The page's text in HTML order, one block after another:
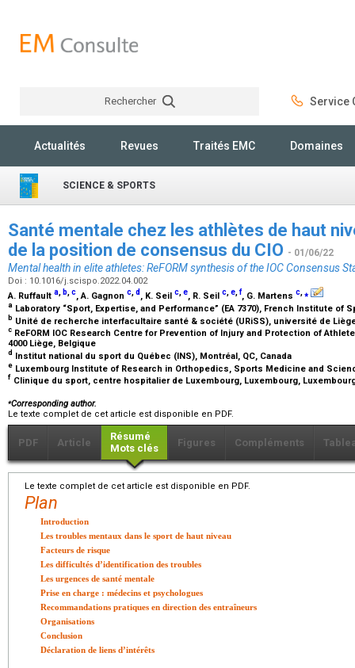
Rechercher Service
Actualités Revues Traités EMC Domaines
SCIENCE & SPORTS
Santé mentale chez les athlètes de haut
de la position de consensus du CIO - 01/06/22
Mental health in elite athletes: ReFORM synthesis of the IOC Consensus
Doi : 10.1016/j.scispo.2022.04.002
A. Ruffault a, b,c, A. Gagnon c,d , K. Seil c,e, R. Seil c,e,f, G. Martens c,⁎
a Laboratory “Sport, Expertise, and Performance” (EA 7370), French Institute of
b Unité de recherche interfacultaire santé & société (URiSS), université de
c ReFORM IOC Research Centre for Prevention of Injury and Protection of
4000 Liège, Belgique
d Institut national du sport du Québec (INS), Montréal, QC, Canada
e Luxembourg Institute of Research in Orthopedics, Sports Medicine and
f Clinique du sport, centre hospitalier de Luxembourg, Luxembourg,
⁎Corresponding author.
Le texte complet de cet article est disponible en PDF.
PDF Article
Résumé
Mots clés
Figures Compléments
Le texte complet de cet article est disponible en PDF.
Plan
Introduction
Les troubles mentaux dans le sport de haut niveau
Facteurs de risque
Les difficultés d’identification des troubles
Les urgences de santé mentale
Prise en charge : médecins et psychologues
Recommandations pratiques en direction des entraîneurs
Organisations
Conclusion
Déclaration de liens d’intérêts